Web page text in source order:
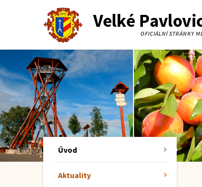
Úvod
Aktuality